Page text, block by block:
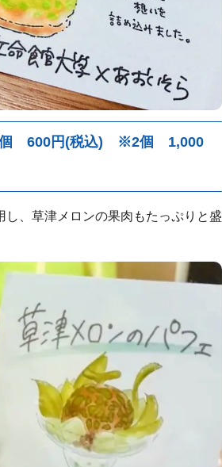
個 600円(税込)
※2個 1,000
、草津メロンの果肉もたっぷりと盛